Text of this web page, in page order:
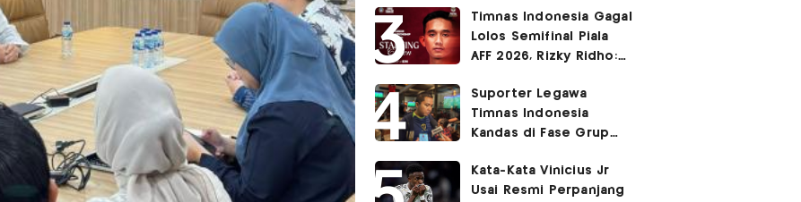
FIFA ASEAN Cup
Timnas Indonesia Gagal
Lolos Semifinal Piala
AFF 2026, Rizky Ridho:
Suporter Legawa
Timnas Indonesia
Kandas di Fase Grup
FIFA ASEAN Cup!
Kata-Kata Vinicius Jr
Usai Resmi Perpanjang